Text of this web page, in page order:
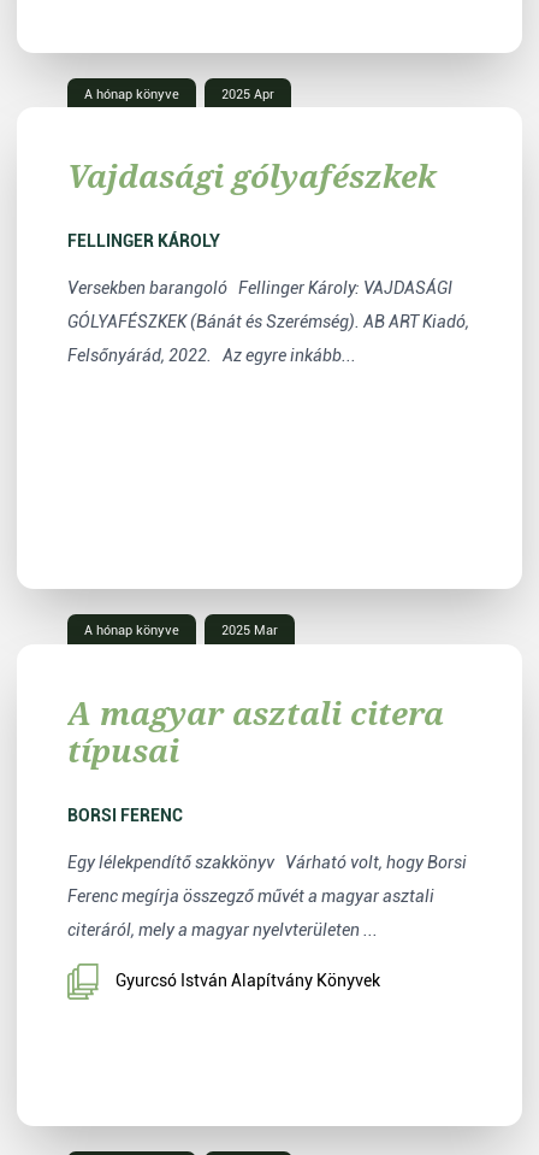
A hónap könyve 2025 Apr
Vajdasági gólyafészkek
FELLINGER KÁROLY
Versekben barangoló Fellinger Károly: VAJDASÁGI
GÓLYAFÉSZKEK (Bánát és Szerémség). AB ART Kiadó,
Felsőnyárád, 2022. Az egyre inkább...
A hónap könyve 2025 Mar
A magyar asztali citera
típusai
BORSI FERENC
Egy lélekpendítő szakkönyv Várható volt, hogy Borsi
Ferenc megírja összegző művét a magyar asztali
citeráról, mely a magyar nyelvterületen ...
Gyurcsó István Alapítvány Könyvek